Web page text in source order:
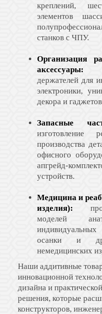
креплений,
элементов
станков с ЧПУ.
Организация
аксессуары:
держателей для
электроники,
декора и
Запасные
производства
офисного
апгрейд-
устройств.
Медицина и
изделия):
моделей
индивидуальных
осанки и
немедицинских
Наши аддитивные
инновационной
дизайна и
решения, которые
конструкторов,